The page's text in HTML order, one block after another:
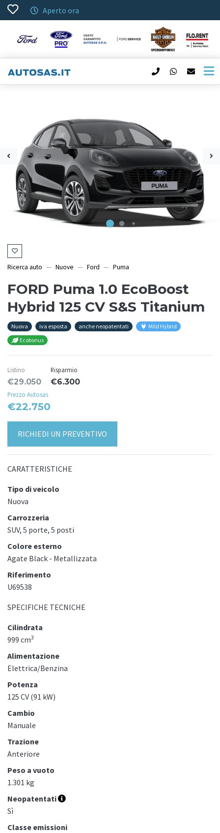
Aperto ora
Ricerca auto Nuove Ford Puma
FORD Puma 1.0 EcoBoost
Hybrid 125 CV S&S Titanium
Nuova iva esposta anche neopatentati
Mild Hybrid
Ecobonus
Listino
€29.050
Risparmio
€6.300
Prezzo Autosas
€22.750
RICHIEDI UN PREVENTIVO
CARATTERISTICHE
Tipo di veicolo
Nuova
Carrozzeria
SUV, 5 porte, 5 posti
Colore esterno
Agate Black - Metallizzata
Riferimento
U69538
SPECIFICHE TECNICHE
Cilindrata
999 cm3
Alimentazione
Elettrica/Benzina
Potenza
125 CV (91 kW)
Cambio
Manuale
Trazione
Anteriore
Peso a vuoto
1.301 kg
Neopatentati
Sì
Classe emissioni